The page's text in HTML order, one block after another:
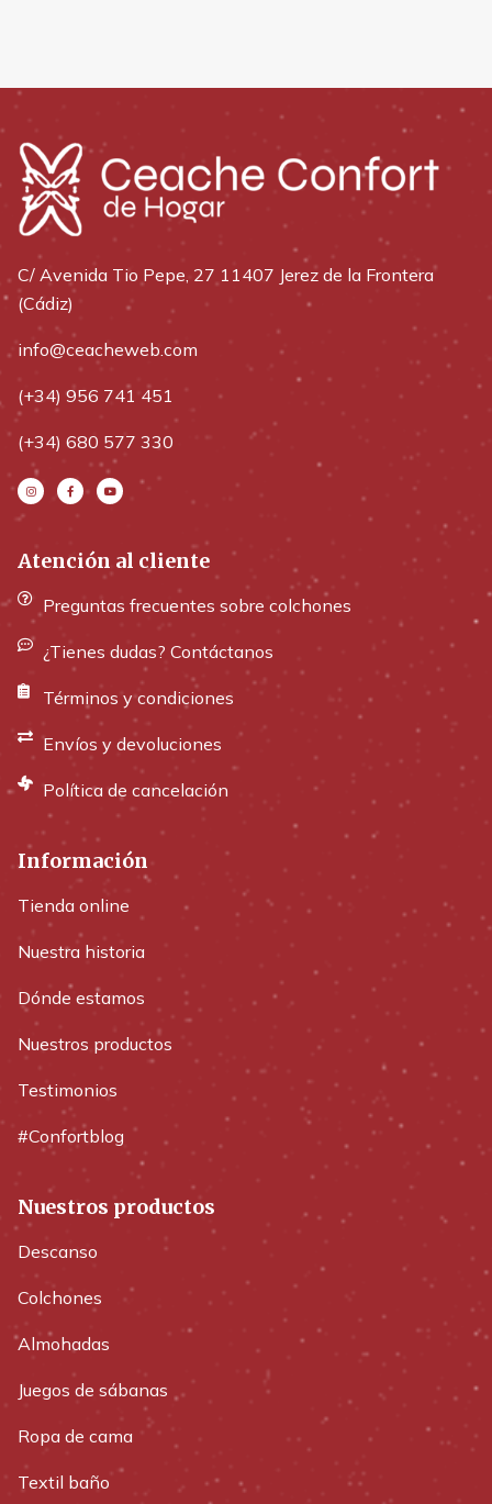
C/ Avenida Tio Pepe, 27 11407 Jerez de la Frontera
(Cádiz)
info@ceacheweb.com
(+34) 956 741 451
(+34) 680 577 330
Atención al cliente
Preguntas frecuentes sobre colchones
¿Tienes dudas? Contáctanos
Términos y condiciones
Envíos y devoluciones
Política de cancelación
Información
Tienda online
Nuestra historia
Dónde estamos
Nuestros productos
Testimonios
#Confortblog
Nuestros productos
Descanso
Colchones
Almohadas
Juegos de sábanas
Ropa de cama
Textil baño